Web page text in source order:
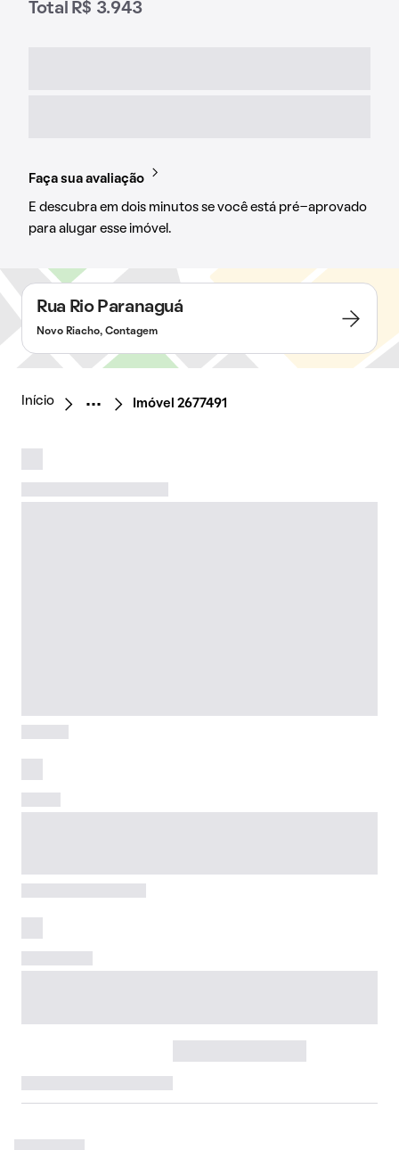
Total R$ 3.943
Faça sua avaliação
E descubra em dois minutos se você está pré-aprovado
para alugar esse imóvel.
Rua Rio Paranaguá
Novo Riacho, Contagem
Início Imóvel 2677491